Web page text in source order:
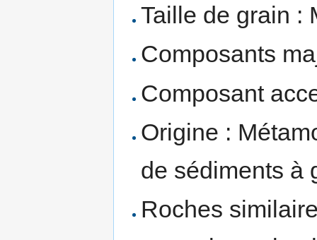
Taille de grain :
Composants
Composant
Origine :
de sédiments à
Roches